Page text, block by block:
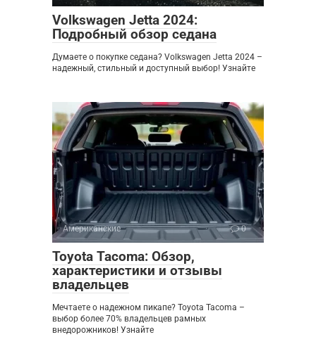
Volkswagen Jetta 2024:
Подробный обзор седана
Думаете о покупке седана? Volkswagen Jetta 2024 –
надежный, стильный и доступный выбор! Узнайте
Американские 0
Toyota Tacoma: Обзор,
характеристики и отзывы
владельцев
Мечтаете о надежном пикапе? Toyota Tacoma –
выбор более 70% владельцев рамных
внедорожников! Узнайте